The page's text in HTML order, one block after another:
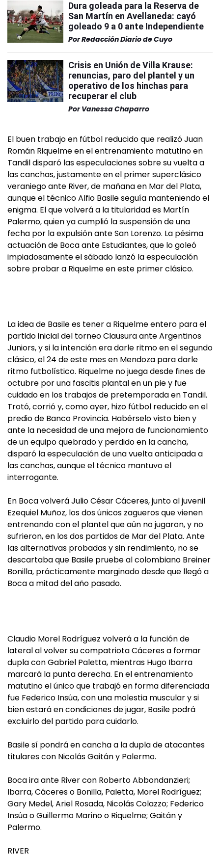
Dura goleada para la Reserva de
San Martín en Avellaneda: cayó
goleado 9 a 0 ante Independiente
PorRedacción Diario de Cuyo
Crisis en Unión de Villa Krause:
renuncias, paro del plantel y un
operativo de los hinchas para
recuperar el club
Por Vanessa Chaparro
El buen trabajo en fútbol reducido que realizó Juan
Román Riquelme en el entrenamiento matutino en
Tandil disparó las especulaciones sobre su vuelta a
las canchas, justamente en el primer superclásico
veraniego ante River, de mañana en Mar del Plata,
aunque el técnico Alfio Basile seguía manteniendo el
enigma. El que volverá a la titularidad es Martín
Palermo, quien ya cumplió la suspensión de una
fecha por la expulsión ante San Lorenzo. La pésima
actuación de Boca ante Estudiantes, que lo goleó
impiadosamente el sábado lanzó la especulación
sobre probar a Riquelme en este primer clásico.
La idea de Basile es tener a Riquelme entero para el
partido inicial del torneo Clausura ante Argentinos
Juniors, y si la intención era darle ritmo en el segundo
clásico, el 24 de este mes en Mendoza para darle
ritmo futbolístico. Riquelme no juega desde fines de
octubre por una fascitis plantal en un pie y fue
cuidado en los trabajos de pretemporada en Tandil.
Trotó, corrió y, como ayer, hizo fútbol reducido en el
predio de Banco Provincia. Habérselo visto bien y
ante la necesidad de una mejora de funcionamiento
de un equipo quebrado y perdido en la cancha,
disparó la especulación de una vuelta anticipada a
las canchas, aunque el técnico mantuvo el
interrogante.
En Boca volverá Julio César Cáceres, junto al juvenil
Ezequiel Muñoz, los dos únicos zagueros que vienen
entrenando con el plantel que aún no jugaron, y no
sufrieron, en los dos partidos de Mar del Plata. Ante
las alternativas probadas y sin rendimiento, no se
descartaba que Basile pruebe al colombiano Breiner
Bonilla, prácticamente marginado desde que llegó a
Boca a mitad del año pasado.
Claudio Morel Rodríguez volverá a la función de
lateral al volver su compatriota Cáceres a formar
dupla con Gabriel Paletta, mientras Hugo Ibarra
marcará la punta derecha. En el entrenamiento
matutino el único que trabajó en forma diferenciada
fue Federico Insúa, con una molestia muscular y si
bien estará en condiciones de jugar, Basile podrá
excluirlo del partido para cuidarlo.
Basile sí pondrá en cancha a la dupla de atacantes
titulares con Nicolás Gaitán y Palermo.
Boca ira ante River con Roberto Abbondanzieri;
Ibarra, Cáceres o Bonilla, Paletta, Morel Rodríguez;
Gary Medel, Ariel Rosada, Nicolás Colazzo; Federico
Insúa o Guillermo Marino o Riquelme; Gaitán y
Palermo.
RIVER